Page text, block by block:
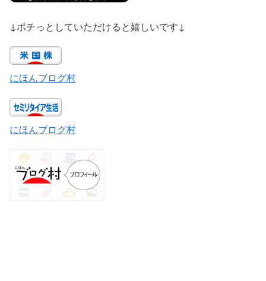
↓ポチっとしていただけると嬉しいです↓
にほんブログ村
にほんブログ村